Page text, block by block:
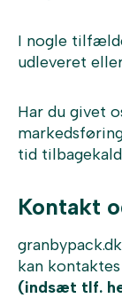
I nogle
udleveret
Har du givet
tid
Kontakt
kan
(indsæt tlf.